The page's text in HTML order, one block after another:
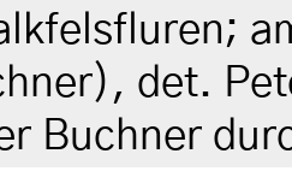
det.
Buchner